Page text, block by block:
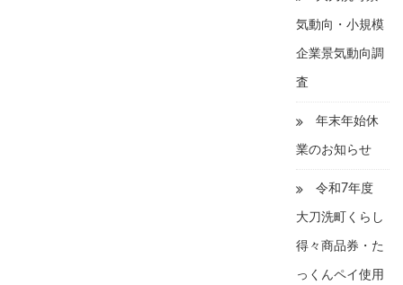
気動向・小規模
企業景気動向調
査
年末年始休
業のお知らせ
令和7年度
大刀洗町くらし
得々商品券・た
っくんペイ使用